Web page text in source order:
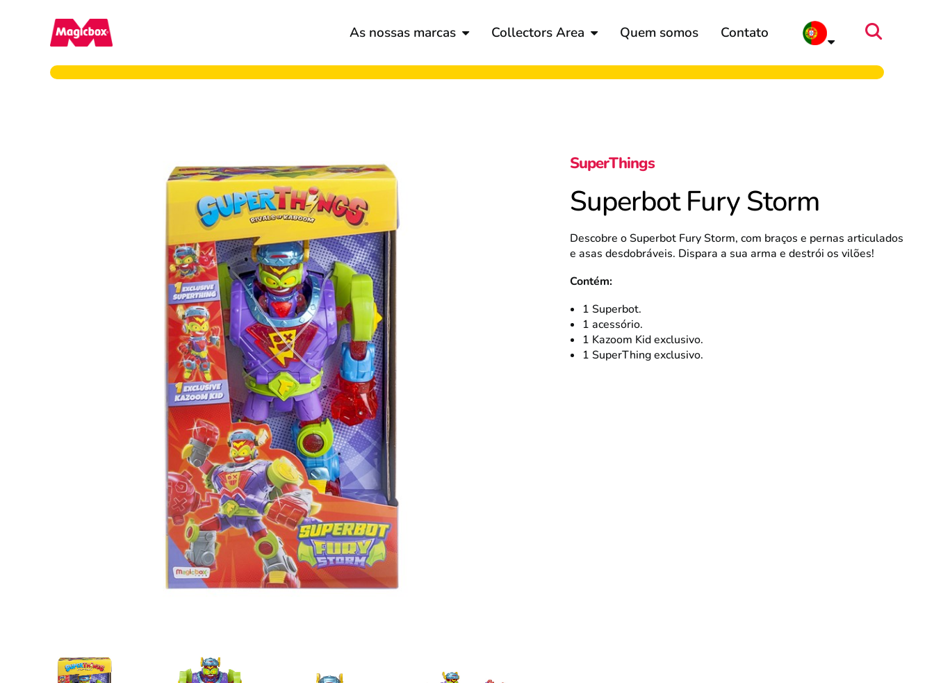
As nossas marcas Collectors Area Quem somos Contato
SuperThings
Superbot Fury Storm
Descobre o Superbot Fury Storm, com braços e pernas articulados
e asas desdobráveis. Dispara a sua arma e destrói os vilões!
Contém:
1 Superbot.
1 acessório.
1 Kazoom Kid exclusivo.
1 SuperThing exclusivo.